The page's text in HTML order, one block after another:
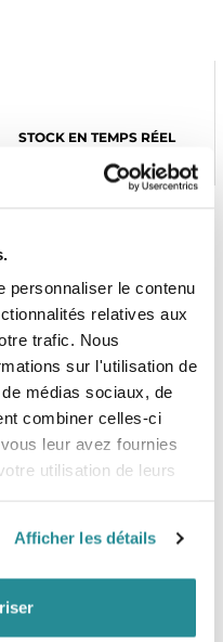
personnaliser le contenu
relatives aux
trafic. Nous
sur l'utilisation de
médias sociaux, de
combiner celles-ci
leur avez fournies
utilisation de leurs
Afficher les détails
STOCK EN TEMPS RÉEL
À partir de 99€ d’achat*